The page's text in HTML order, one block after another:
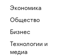
Экономика
Общество
Бизнес
Технологии и
медиа